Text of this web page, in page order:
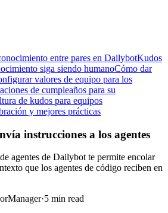
entre pares en DailybotKudos
siga siendo humanoCómo dar
valores de equipo para los
de cumpleaños para su
de kudos para equipos
y mejores prácticas
instrucciones a los agentes
agentes de Dailybot te permite encolar
que los agentes de código reciben en
Manager·5 min read